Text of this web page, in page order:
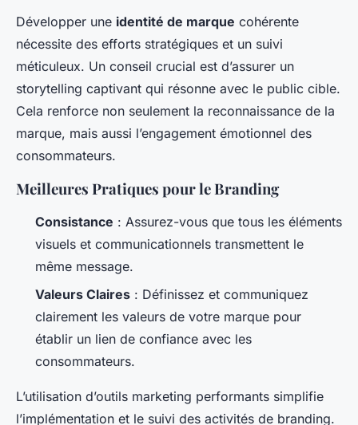
Développer une identité de marque cohérente
nécessite des efforts stratégiques et un suivi
méticuleux. Un conseil crucial est d’assurer un
storytelling captivant qui résonne avec le public cible.
Cela renforce non seulement la reconnaissance de la
marque, mais aussi l’engagement émotionnel des
consommateurs.
Meilleures Pratiques pour le Branding
Consistance : Assurez-vous que tous les éléments
visuels et communicationnels transmettent le
même message.
Valeurs Claires : Définissez et communiquez
clairement les valeurs de votre marque pour
établir un lien de confiance avec les
consommateurs.
L’utilisation d’outils marketing performants simplifie
l’implémentation et le suivi des activités de branding.